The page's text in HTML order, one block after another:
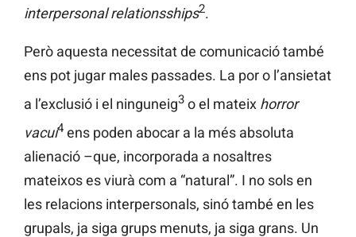
interpersonal relationsships2.
Però aquesta necessitat de comunicació també
ens pot jugar males passades. La por o l’ansietat
a l’exclusió i el ninguneig3 o el mateix horror
vacui4 ens poden abocar a la més absoluta
alienació –que, incorporada a nosaltres
mateixos es viurà com a “natural”. I no sols en
les relacions interpersonals, sinó també en les
grupals, ja siga grups menuts, ja siga grans. Un